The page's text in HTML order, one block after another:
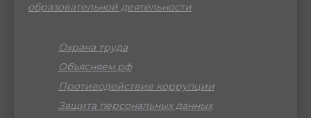
образовательной деятельности
Охрана труда
Объясняем.рф
Противодействие коррупции
Защита персональных данных